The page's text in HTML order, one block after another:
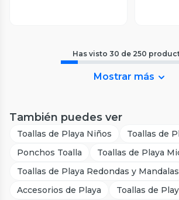
Has visto 30 de 250
Mostrar más
También puedes ver
Toallas de Playa Niños
Toallas de
Ponchos Toalla
Toallas de Playa
Toallas de Playa Redondas y Mandalas
Accesorios de Playa
Toallas de